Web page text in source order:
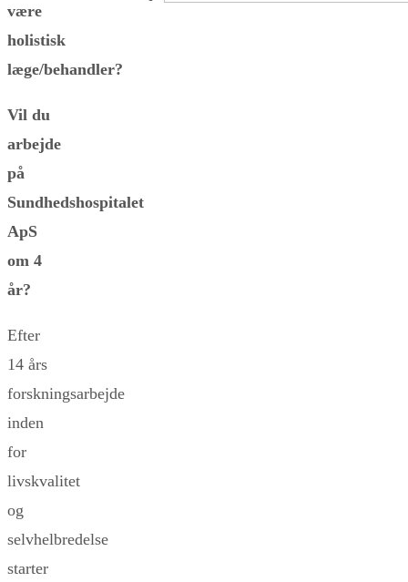
være
holistisk
læge/behandler?
Vil du
arbejde
på
Sundhedshospitalet
ApS
om 4
år?
Efter
14 års
forskningsarbejde
inden
for
livskvalitet
og
selvhelbredelse
starter